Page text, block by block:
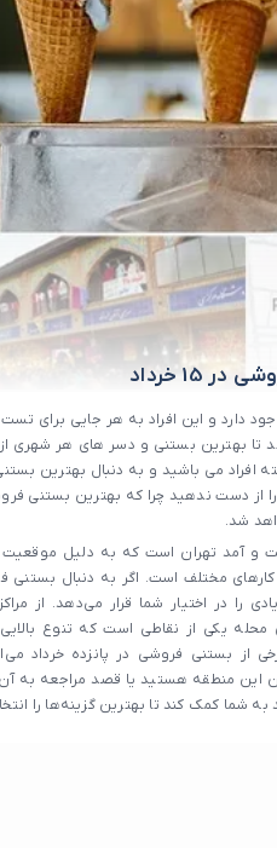
15 خرداد
دارد و این افراد به هر جایی برای
افراد می باشید و به دنبال بهترین
شد.
پررفت و آمد تهران است که به دلیل
مختلف است. اگر به دنبال بستنی
را در اختیار شما قرار می‌دهد. از
یکی از نقاطی است که تنوع بالایی
از بستنی فروشی در پانزده خرداد
این منطقه هستید یا قصد مراجعه به آن